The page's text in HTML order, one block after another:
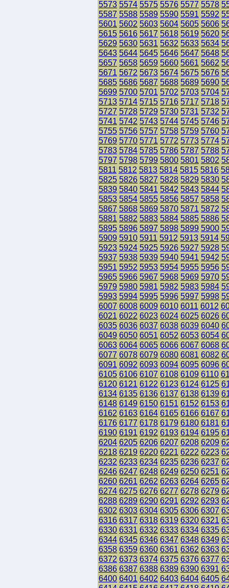
5573 5574 5575 5576 5577 5578
5587 5588 5589 5590 5591 5592
5601 5602 5603 5604 5605 5606
5615 5616 5617 5618 5619 5620
5629 5630 5631 5632 5633 5634
5643 5644 5645 5646 5647 5648
5657 5658 5659 5660 5661 5662
5671 5672 5673 5674 5675 5676
5685 5686 5687 5688 5689 5690
5699 5700 5701 5702 5703 5704
5713 5714 5715 5716 5717 5718
5727 5728 5729 5730 5731 5732
5741 5742 5743 5744 5745 5746
5755 5756 5757 5758 5759 5760
5769 5770 5771 5772 5773 5774
5783 5784 5785 5786 5787 5788
5797 5798 5799 5800 5801 5802
5811 5812 5813 5814 5815 5816
5825 5826 5827 5828 5829 5830
5839 5840 5841 5842 5843 5844
5853 5854 5855 5856 5857 5858
5867 5868 5869 5870 5871 5872
5881 5882 5883 5884 5885 5886
5895 5896 5897 5898 5899 5900
5909 5910 5911 5912 5913 5914
5923 5924 5925 5926 5927 5928
5937 5938 5939 5940 5941 5942
5951 5952 5953 5954 5955 5956
5965 5966 5967 5968 5969 5970
5979 5980 5981 5982 5983 5984
5993 5994 5995 5996 5997 5998
6007 6008 6009 6010 6011 6012
6021 6022 6023 6024 6025 6026
6035 6036 6037 6038 6039 6040
6049 6050 6051 6052 6053 6054
6063 6064 6065 6066 6067 6068
6077 6078 6079 6080 6081 6082
6091 6092 6093 6094 6095 6096
6105 6106 6107 6108 6109 6110
6120 6121 6122 6123 6124 6125
6134 6135 6136 6137 6138 6139
6148 6149 6150 6151 6152 6153
6162 6163 6164 6165 6166 6167
6176 6177 6178 6179 6180 6181
6190 6191 6192 6193 6194 6195
6204 6205 6206 6207 6208 6209
6218 6219 6220 6221 6222 6223
6232 6233 6234 6235 6236 6237
6246 6247 6248 6249 6250 6251
6260 6261 6262 6263 6264 6265
6274 6275 6276 6277 6278 6279
6288 6289 6290 6291 6292 6293
6302 6303 6304 6305 6306 6307
6316 6317 6318 6319 6320 6321
6330 6331 6332 6333 6334 6335
6344 6345 6346 6347 6348 6349
6358 6359 6360 6361 6362 6363
6372 6373 6374 6375 6376 6377
6386 6387 6388 6389 6390 6391
6400 6401 6402 6403 6404 6405